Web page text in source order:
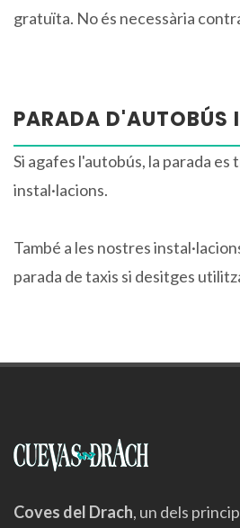
gratuïta. No és necessària
PARADA D'AUTOBÚS
Si agafes l'autobús, la parada es
instal·lacions.
També a les nostres
parada de taxis si desitges
Coves del Drach, un dels